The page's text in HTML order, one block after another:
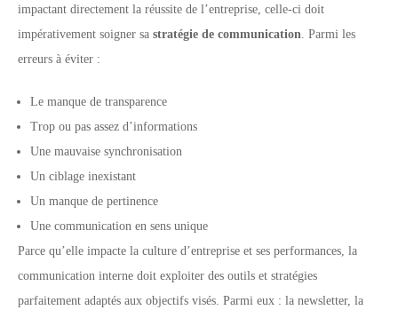
impactant directement la réussite de l’entreprise, celle-ci doit
impérativement soigner sa stratégie de communication. Parmi les
erreurs à éviter :
Le manque de transparence
Trop ou pas assez d’informations
Une mauvaise synchronisation
Un ciblage inexistant
Un manque de pertinence
Une communication en sens unique
Parce qu’elle impacte la culture d’entreprise et ses performances, la
communication interne doit exploiter des outils et stratégies
parfaitement adaptés aux objectifs visés. Parmi eux : la newsletter, la